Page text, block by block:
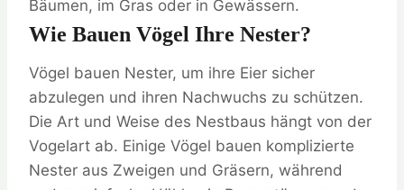
Bäumen, im Gras oder in Gewässern.
Wie Bauen Vögel Ihre Nester?
Vögel bauen Nester, um ihre Eier sicher
abzulegen und ihren Nachwuchs zu schützen.
Die Art und Weise des Nestbaus hängt von der
Vogelart ab. Einige Vögel bauen komplizierte
Nester aus Zweigen und Gräsern, während